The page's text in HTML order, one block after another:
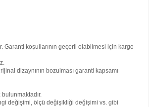
Garanti koşullarının geçerli olabilmesi için kargo
dizaynının bozulması garanti kapsamı
değişimi, ölçü değişikliği değişimi vs. gibi